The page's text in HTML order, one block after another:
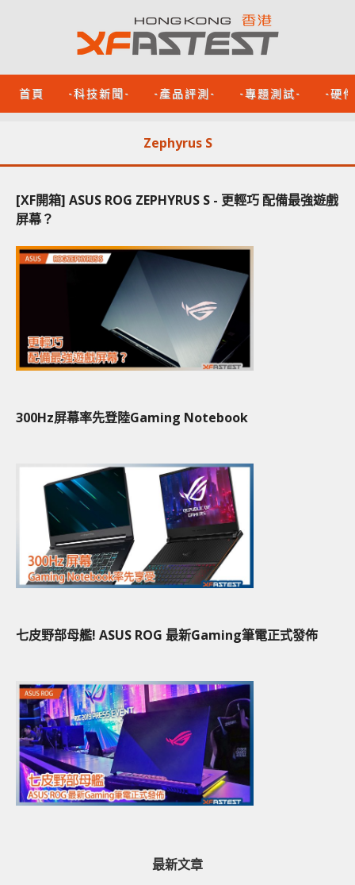
首頁 -科技新聞- -產品評測- -專題測試- -硬
Zephyrus S
[XF開箱] ASUS ROG ZEPHYRUS S - 更輕巧 配備最強遊戲
屏幕？
300Hz屏幕率先登陸Gaming Notebook
七皮野部母艦! ASUS ROG 最新Gaming筆電正式發佈
最新文章